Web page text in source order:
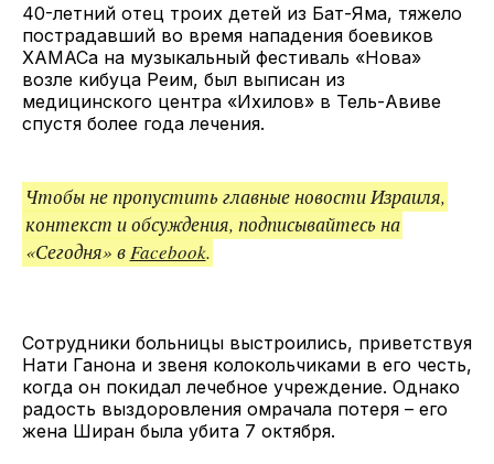
40-летний отец троих детей из Бат-Яма, тяжело
пострадавший во время нападения боевиков
ХАМАСа на музыкальный фестиваль «Нова»
возле кибуца Реим, был выписан из
медицинского центра «Ихилов» в Тель-Авиве
спустя более года лечения.
Чтобы не пропустить главные новости Израиля,
контекст и обсуждения, подписывайтесь на
«Сегодня» вFacebook.
Сотрудники больницы выстроились, приветствуя
Нати Ганона и звеня колокольчиками в его честь,
когда он покидал лечебное учреждение. Однако
радость выздоровления омрачала потеря – его
жена Ширан была убита 7 октября.